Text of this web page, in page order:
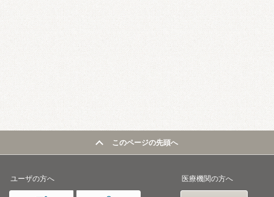
このページの先頭へ
ユーザの方へ 医療機関の方へ